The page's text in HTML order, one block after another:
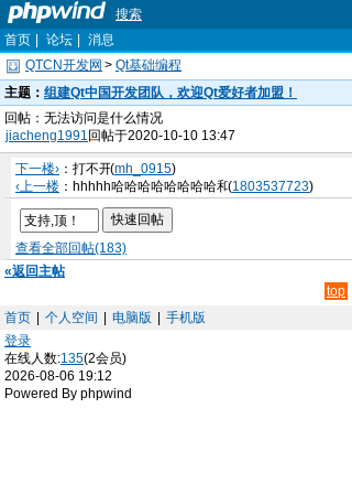
搜索
首页
论坛
消息
QTCN开发网 > Qt基础编程
主题： 组建Qt中国开发团队，欢迎Qt爱好者加盟！
回帖：无法访问是什么情况
jiacheng1991 回帖于2020-10-10 13:47
下一楼› ：打不开(mh_0915)
‹上一楼 ：hhhhh哈哈哈哈哈哈哈哈和(1803537723)
查看全部回帖(183)
«返回主帖
top
首页
个人空间 电脑版
手机版
登录
在线人数:135(2会员)
2026-08-06 19:12
Powered By phpwind